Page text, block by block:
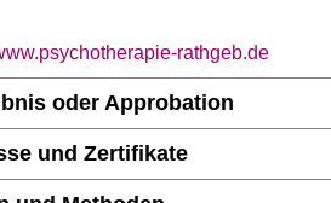
rathgeb.de
oder Approbation
und Zertifikate